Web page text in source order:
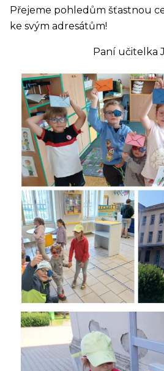
Přejeme pohledům šťastnou
ke svým adresátům!
Paní učitelka